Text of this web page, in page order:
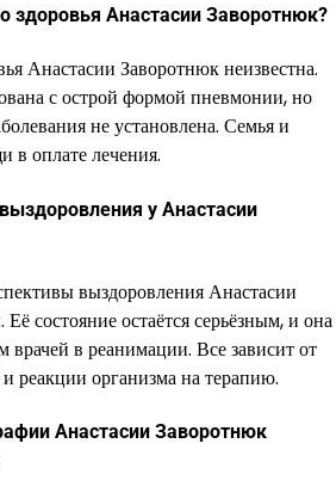
здоровья Анастасии Заворотнюк?
Анастасии Заворотнюк неизвестна.
с острой формой пневмонии, но
не установлена. Семья и
в оплате лечения.
у Анастасии
выздоровления Анастасии
состояние остаётся серьёзным, и она
врачей в реанимации. Все зависит от
реакции организма на терапию.
Анастасии Заворотнюк